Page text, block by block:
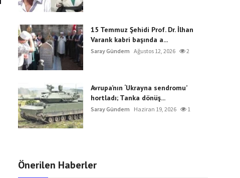
15 Temmuz Şehidi Prof. Dr. İlhan
Varank kabri başında a...
Saray Gündem Ağustos 12, 2026 2
Avrupa’nın ‘Ukrayna sendromu’
hortladı; Tanka dönüş...
Saray Gündem Haziran 19, 2026 1
Önerilen Haberler